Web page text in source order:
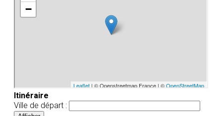
Itinéraire
Ville de départ :